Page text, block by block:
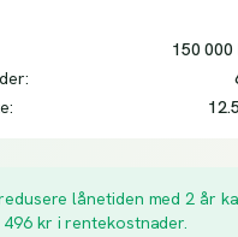
150 000
lånetiden med 2 år
496kr i rentekostnader.